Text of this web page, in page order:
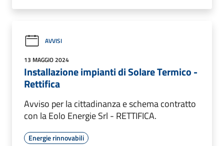
AVVISI
13 MAGGIO 2024
Installazione impianti di Solare Termico -
Rettifica
Avviso per la cittadinanza e schema contratto
con la Eolo Energie Srl - RETTIFICA.
Energie rinnovabili